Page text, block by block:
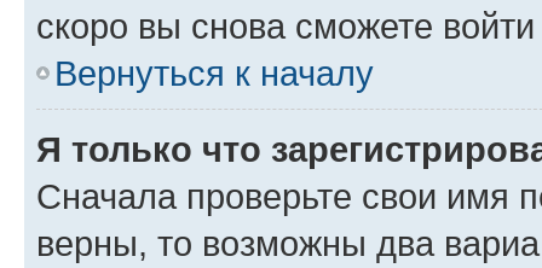
скоро вы снова сможете
Вернуться к началу
Я только что
Сначала проверьте свои имя
верны, то возможны два